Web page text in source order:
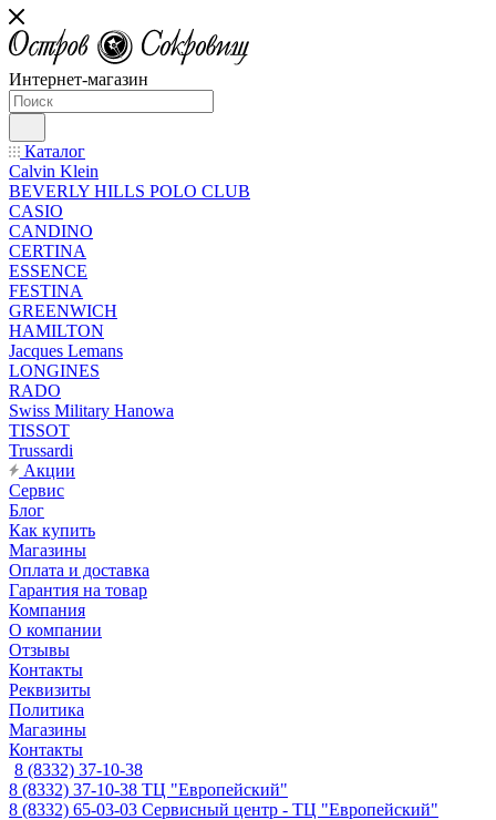
Интернет-магазин
Каталог
Calvin Klein
BEVERLY HILLS POLO CLUB
CASIO
CANDINO
CERTINA
ESSENCE
FESTINA
GREENWICH
HAMILTON
Jacques Lemans
LONGINES
RADO
Swiss Military Hanowa
TISSOT
Trussardi
Акции
Сервис
Блог
Как купить
Магазины
Оплата и доставка
Гарантия на товар
Компания
О компании
Отзывы
Контакты
Реквизиты
Политика
Магазины
Контакты
8 (8332) 37-10-38
8 (8332) 37-10-38 ТЦ "Европейский"
8 (8332) 65-03-03 Сервисный центр - ТЦ "Европейский"